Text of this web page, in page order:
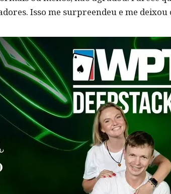
Isso me surpreendeu e me deixou